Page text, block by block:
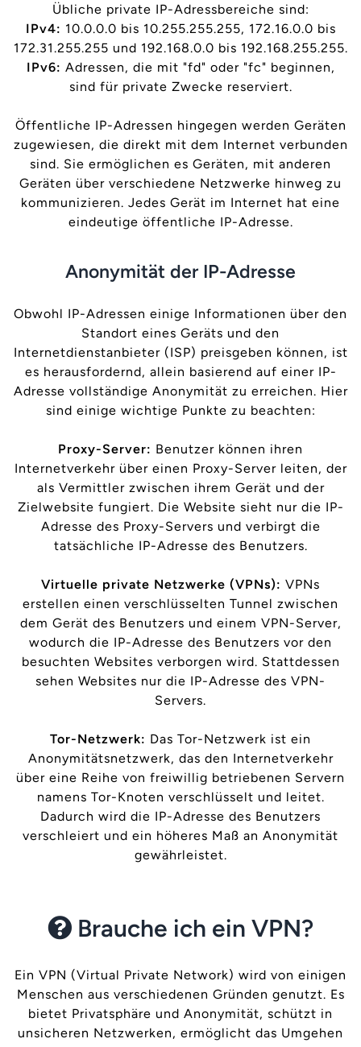
Übliche private IP-Adressbereiche sind:
IPv4: 10.0.0.0 bis 10.255.255.255, 172.16.0.0 bis
172.31.255.255 und 192.168.0.0 bis 192.168.255.255.
IPv6: Adressen, die mit "fd" oder "fc" beginnen,
sind für private Zwecke reserviert.
Öffentliche IP-Adressen hingegen werden Geräten
zugewiesen, die direkt mit dem Internet verbunden
sind. Sie ermöglichen es Geräten, mit anderen
Geräten über verschiedene Netzwerke hinweg zu
kommunizieren. Jedes Gerät im Internet hat eine
eindeutige öffentliche IP-Adresse.
Anonymität der IP-Adresse
Obwohl IP-Adressen einige Informationen über den
Standort eines Geräts und den
Internetdienstanbieter (ISP) preisgeben können, ist
es herausfordernd, allein basierend auf einer IP-
Adresse vollständige Anonymität zu erreichen. Hier
sind einige wichtige Punkte zu beachten:
Proxy-Server: Benutzer können ihren
Internetverkehr über einen Proxy-Server leiten, der
als Vermittler zwischen ihrem Gerät und der
Zielwebsite fungiert. Die Website sieht nur die IP-
Adresse des Proxy-Servers und verbirgt die
tatsächliche IP-Adresse des Benutzers.
Virtuelle private Netzwerke (VPNs): VPNs
erstellen einen verschlüsselten Tunnel zwischen
dem Gerät des Benutzers und einem VPN-Server,
wodurch die IP-Adresse des Benutzers vor den
besuchten Websites verborgen wird. Stattdessen
sehen Websites nur die IP-Adresse des VPN-
Servers.
Tor-Netzwerk: Das Tor-Netzwerk ist ein
Anonymitätsnetzwerk, das den Internetverkehr
über eine Reihe von freiwillig betriebenen Servern
namens Tor-Knoten verschlüsselt und leitet.
Dadurch wird die IP-Adresse des Benutzers
verschleiert und ein höheres Maß an Anonymität
gewährleistet.
Brauche ich ein VPN?
Ein VPN (Virtual Private Network) wird von einigen
Menschen aus verschiedenen Gründen genutzt. Es
bietet Privatsphäre und Anonymität, schützt in
unsicheren Netzwerken, ermöglicht das Umgehen